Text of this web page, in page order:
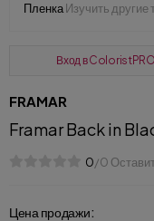
ПленкаИзучить другие
Вход в ColoristPRO
FRAMAR
Framar Back in
0/0
Цена продажи: